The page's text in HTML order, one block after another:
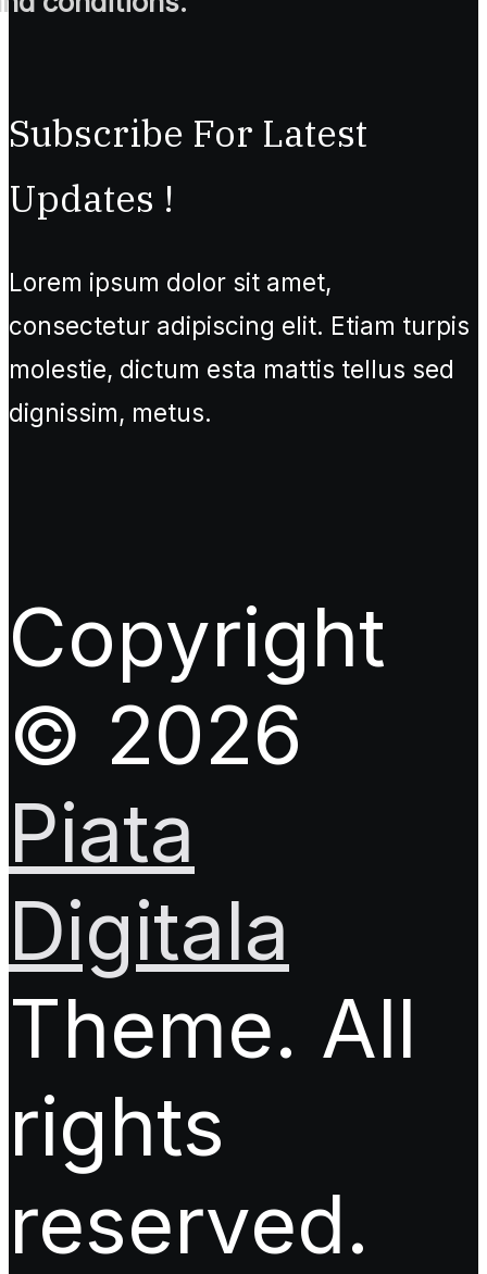
Subscribe For Latest
Updates !
Lorem ipsum dolor sit amet,
consectetur adipiscing elit. Etiam turpis
molestie, dictum esta mattis tellus sed
dignissim, metus.
Copyright
© 2026
Piata
Digitala
Theme. All
rights
reserved.